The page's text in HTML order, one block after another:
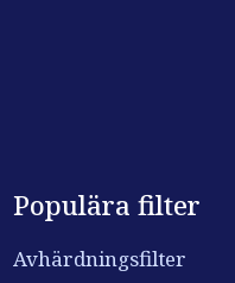
Populära filter
Avhärdningsfilter